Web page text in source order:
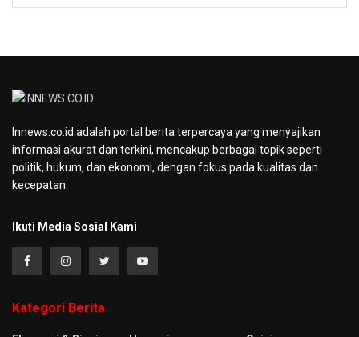
Innews.co.id adalah portal berita terpercaya yang menyajikan
informasi akurat dan terkini, mencakup berbagai topik seperti
politik, hukum, dan ekonomi, dengan fokus pada kualitas dan
kecepatan.
Ikuti Media Sosial Kami
Kategori Berita